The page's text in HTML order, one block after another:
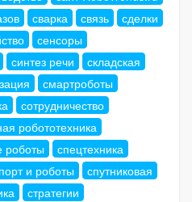
сварка связь
сделки
сенсоры
синтез речи
складская
смартроботы
сотрудничество
робототехника
роботы
спецтехника
и роботы
спутниковая
стратегии